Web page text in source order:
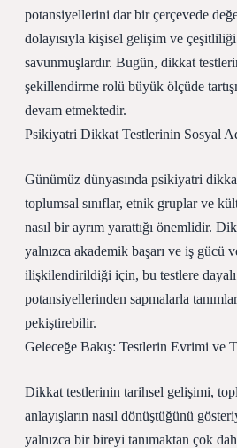
potansiyellerini dar bir çerçevede
dolayısıyla kişisel gelişim ve
savunmuşlardır. Bugün, dikkat
şekillendirme rolü büyük ölçüde
devam etmektedir.
Psikiyatri Dikkat Testlerinin Sosyal
Günümüz dünyasında psikiyatri
toplumsal sınıflar, etnik gruplar ve
nasıl bir ayrım yarattığı önemlidir.
yalnızca akademik başarı ve iş gücü
ilişkilendirildiği için, bu testlere
potansiyellerinden sapmalarla
pekiştirebilir.
Geleceğe Bakış: Testlerin Evrimi ve
Dikkat testlerinin tarihsel gelişimi,
anlayışların nasıl dönüştüğünü
yalnızca bir bireyi tanımaktan çok